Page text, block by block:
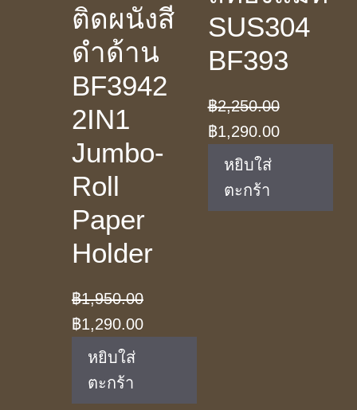
ติดผนังสี
ดำด้าน
BF3942
2IN1
Jumbo-
Roll
Paper
Holder
฿1,950.00
Original
price
฿1,950.00.
฿1,290.00Current
฿1,290.00.
หยิบใส่
ตะกร้า
SUS304
BF393
฿2,250.00
Original
price
฿2,250.00.
฿1,290.00Current
฿1,290.00.
หยิบใส่
ตะกร้า